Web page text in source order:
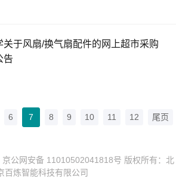
于风扇/换气扇配件的网上超市采购
告
6 7 8 9 10 11 12 尾页
京公网安备 11010502041818号 版权所有：北
百炼智能科技有限公司